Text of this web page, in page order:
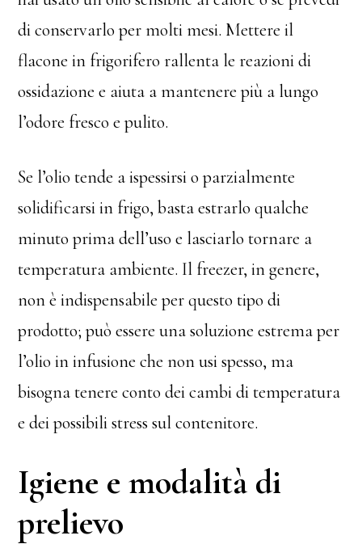
di conservarlo per molti mesi. Mettere il
flacone in frigorifero rallenta le reazioni di
ossidazione e aiuta a mantenere più a lungo
l’odore fresco e pulito.
Se l’olio tende a ispessirsi o parzialmente
solidificarsi in frigo, basta estrarlo qualche
minuto prima dell’uso e lasciarlo tornare a
temperatura ambiente. Il freezer, in genere,
non è indispensabile per questo tipo di
prodotto; può essere una soluzione estrema per
l’olio in infusione che non usi spesso, ma
bisogna tenere conto dei cambi di temperatura
e dei possibili stress sul contenitore.
Igiene e modalità di
prelievo